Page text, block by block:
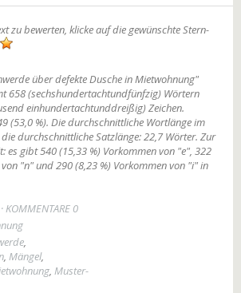
zu bewerten, klicke auf die gewünschte Stern-
über defekte Dusche in Mietwohnung"
658 (sechshundertachtundfünfzig) Wörtern
einhundertachtunddreißig) Zeichen.
(53,0 %). Die durchschnittliche Wortlänge im
die durchschnittliche Satzlänge: 22,7 Wörter. Zur
es gibt 540 (15,33 %) Vorkommen von "e", 322
"n" und 290 (8,23 %) Vorkommen von "i" in
KOMMENTARE 0
,
, Mängel,
, Muster-